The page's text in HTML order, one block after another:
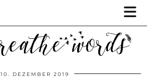
10. DEZEMBER 2019